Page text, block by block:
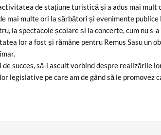
de stațiune turistică și a adus mai mult
mai multe ori la sărbători și evenimente publice
la spectacole școlare și la concerte, cum nu s-
lor a fost și rămâne pentru Remus Sasu un
succes, să-i ascult vorbind despre realizările
legislative pe care am de gând să le promovez